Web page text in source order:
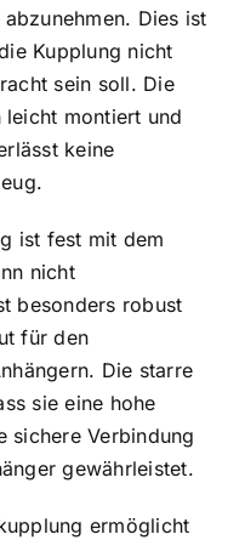
Dies ist
Kupplung nicht
sein soll. Die
leicht montiert und
keine
ist fest mit dem
nicht
besonders robust
für den
Die starre
sie eine hohe
sichere Verbindung
gewährleistet.
ermöglicht